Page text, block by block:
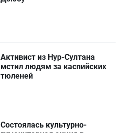
Активист из Нур-Султана
мстил людям за каспийских
тюленей
Состоялась культурно-